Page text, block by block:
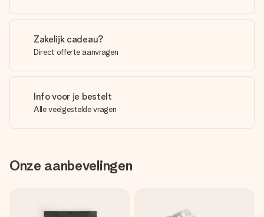
Zakelijk cadeau?
Direct offerte aanvragen
Info voor je bestelt
Alle veelgestelde vragen
Onze aanbevelingen